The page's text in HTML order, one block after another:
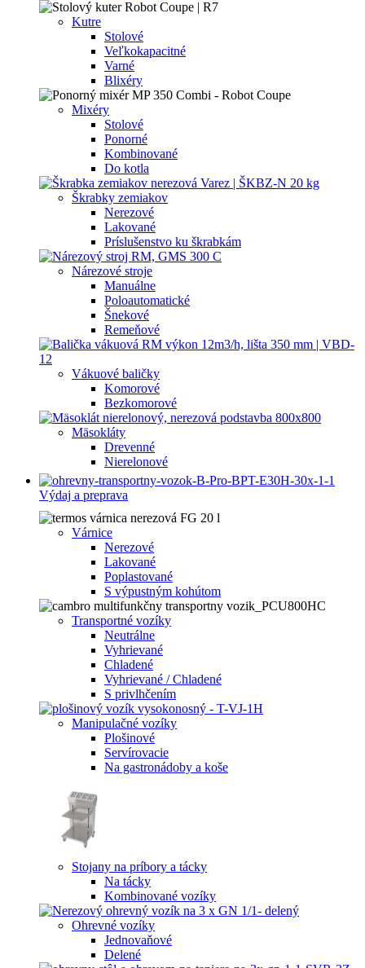
Kutre
Stolové
Veľkokapacitné
Varné
Blixéry
Mixéry
Stolové
Ponorné
Kombinované
Do kotla
Škrabky zemiakov
Nerezové
Lakované
Príslušenstvo ku škrabkám
Nárezové stroje
Manuálne
Poloautomatické
Šnekové
Remeňové
Vákuové baličky
Komorové
Bezkomorové
Mäsokláty
Drevenné
Nierelonové
Výdaj a preprava
Várnice
Nerezové
Lakované
Poplastované
S výpustným kohútom
Transportné vozíky
Neutrálne
Vyhrievané
Chladené
Vyhrievané / Chladené
S privlhčením
Manipulačné vozíky
Plošinové
Servírovacie
Na gastronádoby a koše
Stojany na príbory a tácky
Na tácky
Kombinované vozíky
Ohrevné vozíky
Jednovaňové
Delené